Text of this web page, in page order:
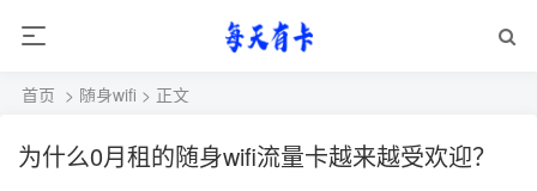
首页 > 随身wifi > 正文
为什么0月租的随身wifi流量卡越来越受欢迎？